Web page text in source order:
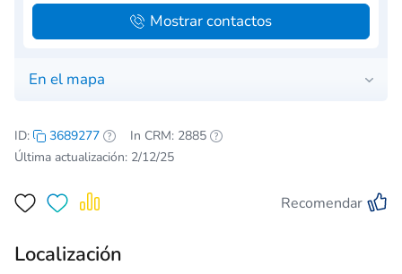
En el mapa
Mostrar contactos
ID: 3689277
In CRM: 2885
Última actualización: 2/12/25
Recomendar
Localización